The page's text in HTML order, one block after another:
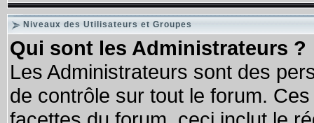
Niveaux des Utilisateurs et Groupes
Qui sont les Administrateurs ?
Les Administrateurs sont des
de contrôle sur tout le forum.